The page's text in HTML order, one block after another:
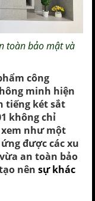
toàn bảo mật và
công
minh hiện
tiếng két sắt
không chỉ
như một
được các xu
an toàn bảo
nên sự khác